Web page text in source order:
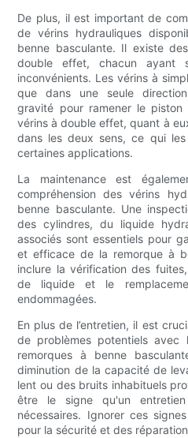
De plus, il est important de
de vérins hydrauliques
benne basculante. Il existe
double effet, chacun ayant
inconvénients. Les vérins à
que dans une seule
gravité pour ramener le
vérins à double effet, quant à
dans les deux sens, ce qui
certaines applications.
La maintenance est
compréhension des vérins
benne basculante. Une
des cylindres, du liquide
associés sont essentiels pour
et efficace de la remorque à
inclure la vérification des
de liquide et le
endommagées.
En plus de l’entretien, il est
de problèmes potentiels avec
remorques à benne
diminution de la capacité de
lent ou des bruits inhabituels
être le signe qu'un
nécessaires. Ignorer ces
pour la sécurité et des